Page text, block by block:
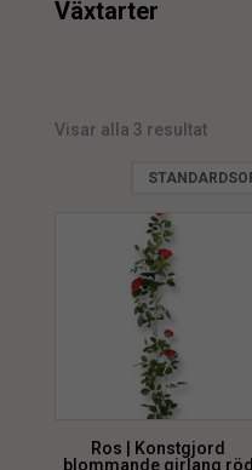
min.
Växtarter
Visar alla 3 resultat
Ros | Konstgjord
blommande girlang röd